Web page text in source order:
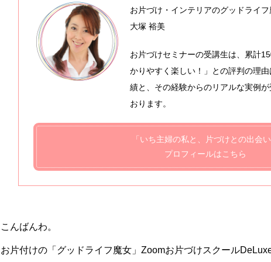
お片づけ・インテリアのグッドライ
大塚 裕美
お片づけセミナーの受講生は、累計
かりやすく楽しい！」との評判の理
績と、その経験からのリアルな実例
おります。
「いち主婦の私と、片づけとの出会い
プロフィールはこちら
こんばんわ。
お片付けの「グッドライフ魔女」Zoomお片づけスクール